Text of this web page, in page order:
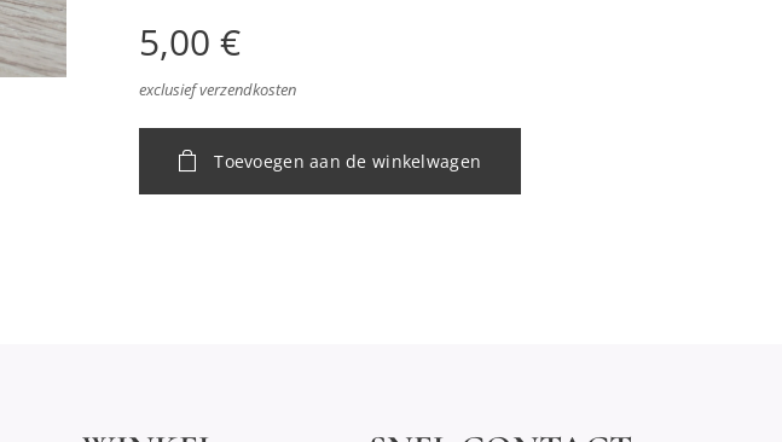
5,00 €
exclusief verzendkosten
Toevoegen aan de winkelwagen